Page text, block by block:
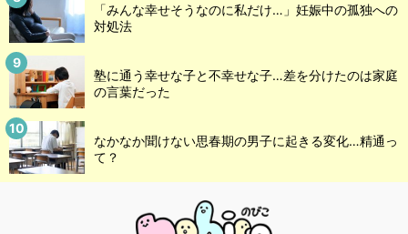
「みんな幸せそうなのに私だけ…」妊娠中の孤独への
対処法
塾に通う幸せな子と不幸せな子…差を分けたのは家庭
の言葉だった
なかなか聞けない思春期の男子に起きる変化…精通っ
て？